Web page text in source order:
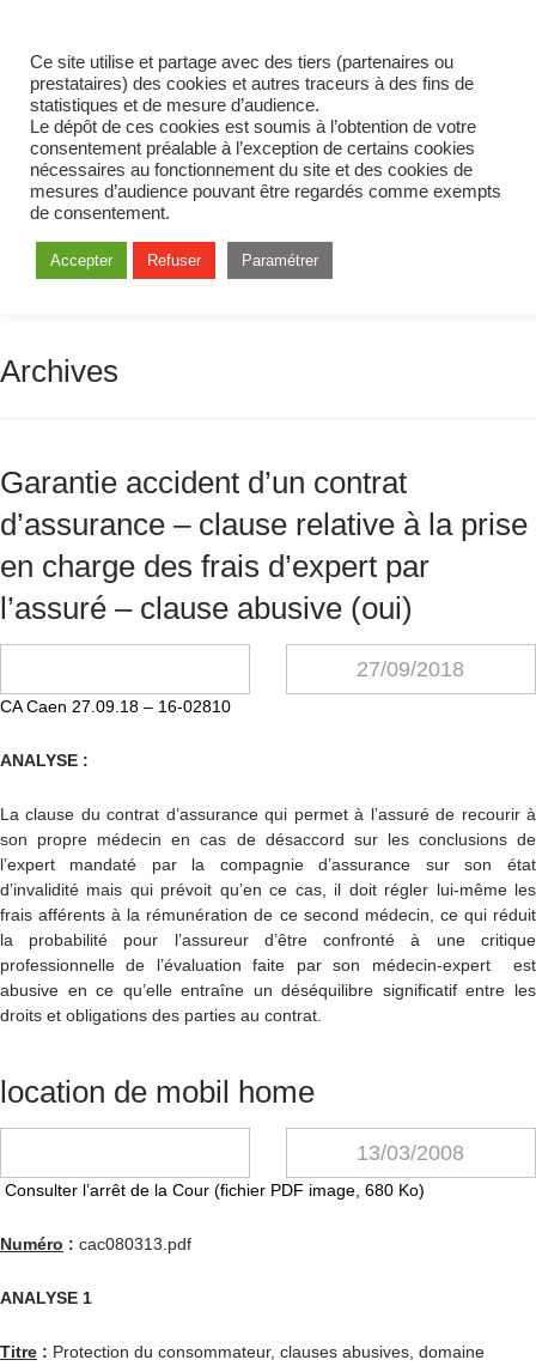
Archives
Garantie accident d’un contrat
d’assurance – clause relative à la prise
en charge des frais d’expert par
l’assuré – clause abusive (oui)
27/09/2018
CA Caen 27.09.18 – 16-02810
ANALYSE :
La clause du contrat d’assurance qui permet à l’assuré de recourir à
son propre médecin en cas de désaccord sur les conclusions de
l’expert mandaté par la compagnie d’assurance sur son état
d’invalidité mais qui prévoit qu’en ce cas, il doit régler lui-même les
frais afférents à la rémunération de ce second médecin, ce qui réduit
la probabilité pour l’assureur d’être confronté à une critique
professionnelle de l’évaluation faite par son médecin-expert est
abusive en ce qu’elle entraîne un déséquilibre significatif entre les
droits et obligations des parties au contrat.
location de mobil home
13/03/2008
Consulter l’arrêt de la Cour (fichier PDF image, 680 Ko)
Numéro : cac080313.pdf
ANALYSE 1
Titre : Protection du consommateur, clauses abusives, domaine
Ce site utilise et partage avec des tiers (partenaires ou
prestataires) des cookies et autres traceurs à des fins de
statistiques et de mesure d’audience.
Le dépôt de ces cookies est soumis à l’obtention de votre
consentement préalable à l’exception de certains cookies
nécessaires au fonctionnement du site et des cookies de
mesures d’audience pouvant être regardés comme exempts
de consentement.
Accepter Refuser Paramétrer